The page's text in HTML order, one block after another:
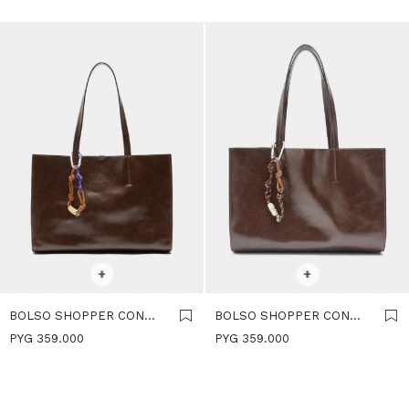
+
BOLSO SHOPPER CON
COLGANTE - MARRON
PYG 359.000
+
BOLSO SHOPPER CON
COLGANTE - MARRON
PYG 359.000